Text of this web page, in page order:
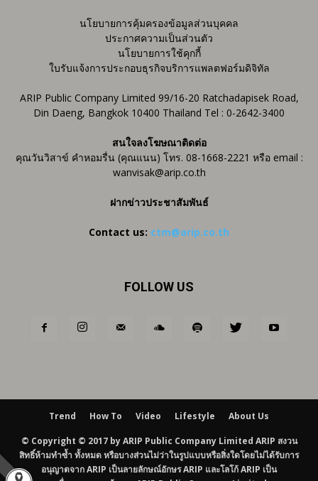
นโยบายการคุ้มครองข้อมูลส่วนบุคคล
ประกาศความเป็นส่วนตัว
นโยบายการใช้คุกกี้
ใบรับแจ้งการประกอบธุรกิจบริการแพลตฟอร์มดิจิทัล
ARIP Public Company Limited 99/16-20 Ratchadapisek Road,
Din Daeng, Bangkok 10400 Thailand Tel : 0-2642-3400
สนใจลงโฆษณาติดต่อ
คุณวันวิสาข์ คำหอมรื่น (คุณแนน) โทร. 08-1668-2221 หรือ email :
wanvisak@arip.co.th
ฝากข่าวประชาสัมพันธ์
Contact us: ctm@arip.co.th
FOLLOW US
Trend How To Video Lifestyle About Us
© Copyright © 2017 by ARIP Public Company Limited ARIP สงวน
สิทธิ์ห้ามทำซ้ำ ทั้งหมด หรือบางส่วนไม่ว่าในรูปแบบหรือสิ่งใดโดยไม่ได้รับการ
อนุญาตจาก ARIP เป็นลายลักษณ์อักษร ARIP และโลโก้ ARIP เป็น